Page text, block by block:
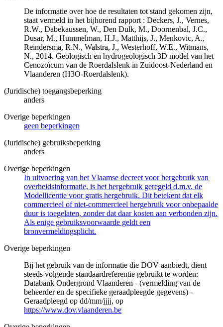
De informatie over hoe de resultaten tot stand gekomen zijn,
staat vermeld in het bijhorend rapport : Deckers, J., Vernes,
R.W., Dabekaussen, W., Den Dulk, M., Doornenbal, J.C.,
Dusar, M., Hummelman, H.J., Matthijs, J., Menkovic, A.,
Reindersma, R.N., Walstra, J., Westerhoff, W.E., Witmans,
N., 2014. Geologisch en hydrogeologisch 3D model van het
Cenozoïcum van de Roerdalslenk in Zuidoost-Nederland en
Vlaanderen (H3O-Roerdalslenk).
(Juridische) toegangsbeperking
anders
Overige beperkingen
geen beperkingen
(Juridische) gebruiksbeperking
anders
Overige beperkingen
In uitvoering van het Vlaamse decreet voor hergebruik van
overheidsinformatie, is het hergebruik geregeld d.m.v. de
Modellicentie voor gratis hergebruik. Dit betekent dat elk
commercieel of niet-commercieel hergebruik voor onbepaalde
duur is toegelaten, zonder dat daar kosten aan verbonden zijn.
Als enige gebruiksvoorwaarde geldt een
bronvermeldingsplicht.
Overige beperkingen
Bij het gebruik van de informatie die DOV aanbiedt, dient
steeds volgende standaardreferentie gebruikt te worden:
Databank Ondergrond Vlaanderen - (vermelding van de
beheerder en de specifieke geraadpleegde gegevens) -
Geraadpleegd op dd/mm/jjjj, op
https://www.dov.vlaanderen.be